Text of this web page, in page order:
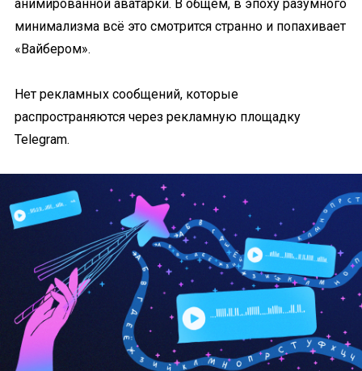
анимированной аватарки. В общем, в эпоху разумного
минимализма всё это смотрится странно и попахивает
«Вайбером».
Нет рекламных сообщений, которые
распространяются через рекламную площадку
Telegram.